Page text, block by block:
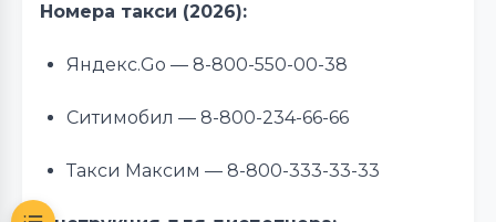
Номера такси (2026):
Яндекс.Go — 8-800-550-00-38
Ситимобил — 8-800-234-66-66
Такси Максим — 8-800-333-33-33